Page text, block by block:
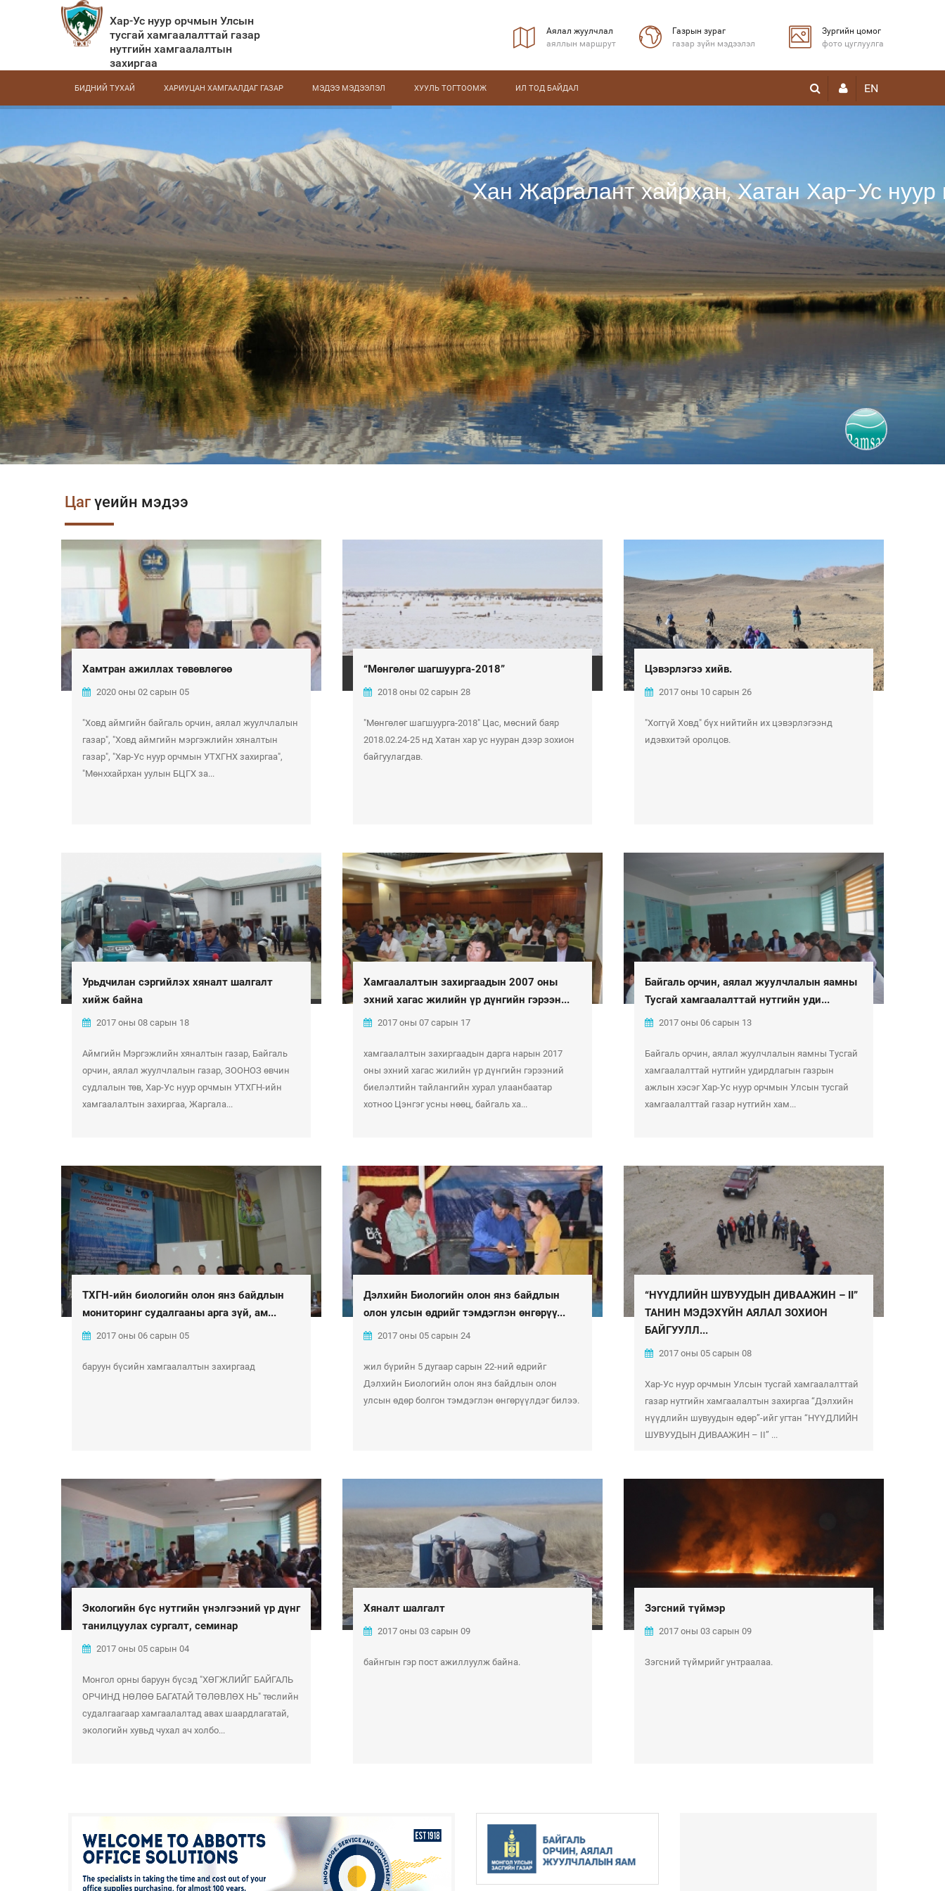
Хар-Ус нуур орчмын Улсын
тусгай хамгаалалттай газар
нутгийн хамгаалалтын
захиргаа
Аялал жуулчлал
аяллын маршрут
Газрын зураг
газар зүйн мэдээлэл
Зургийн цомог
фото цуглуулга
БИДНИЙ ТУХАЙ ХАРИУЦАН ХАМГААЛДАГ ГАЗАР МЭДЭЭ МЭДЭЭЛЭЛ ХУУЛЬ ТОГТООМЖ ИЛ ТОД БАЙДАЛ EN
Хан Жаргалант хайрхан, Хатан Хар-Ус нуур
Цаг үеийн мэдээ
Хамтран ажиллах төвөвлөгөө
2020 оны 02 сарын 05
"Ховд аймгийн байгаль орчин, аялал жуулчлалын
газар", "Ховд аймгийн мэргэжлийн хяналтын
газар", "Хар-Ус нуур орчмын УТХГНХ захиргаа",
"Мөнххайрхан уулын БЦГХ за...
“Мөнгөлөг шагшуурга-2018”
2018 оны 02 сарын 28
"Мөнгөлөг шагшуурга-2018" Цас, мөсний баяр
2018.02.24-25 нд Хатан хар ус нууран дээр зохион
байгуулагдав.
Цэвэрлэгээ хийв.
2017 оны 10 сарын 26
"Хоггүй Ховд" бүх нийтийн их цэвэрлэгээнд
идэвхитэй оролцов.
Урьдчилан сэргийлэх хяналт шалгалт
хийж байна
2017 оны 08 сарын 18
Аймгийн Мэргэжлийн хяналтын газар, Байгаль
орчин, аялал жуулчлалын газар, ЗООНОЗ өвчин
судлалын төв, Хар-Ус нуур орчмын УТХГН-ийн
хамгаалалтын захиргаа, Жаргала...
Хамгаалалтын захиргаадын 2007 оны
эхний хагас жилийн үр дүнгийн гэрээн...
2017 оны 07 сарын 17
хамгаалалтын захиргаадын дарга нарын 2017
оны эхний хагас жилийн үр дүнгийн гэрээний
биелэлтийн тайлангийн хурал улаанбаатар
хотноо Цэнгэг усны нөөц, байгаль ха...
Байгаль орчин, аялал жуулчлалын яамны
Тусгай хамгаалалттай нутгийн уди...
2017 оны 06 сарын 13
Байгаль орчин, аялал жуулчлалын яамны Тусгай
хамгаалалттай нутгийн удирдлагын газрын
ажлын хэсэг Хар-Ус нуур орчмын Улсын тусгай
хамгаалалттай газар нутгийн хам...
ТХГН-ийн биологийн олон янз байдлын
мониторинг судалгааны арга зүй, ам...
2017 оны 06 сарын 05
баруун бүсийн хамгаалалтын захиргаад
Дэлхийн Биологийн олон янз байдлын
олон улсын өдрийг тэмдэглэн өнгөрүү...
2017 оны 05 сарын 24
жил бүрийн 5 дугаар сарын 22-ний өдрийг
Дэлхийн Биологийн олон янз байдлын олон
улсын өдөр болгон тэмдэглэн өнгөрүүлдэг билээ.
“НҮҮДЛИЙН ШУВУУДЫН ДИВААЖИН – II”
ТАНИН МЭДЭХҮЙН АЯЛАЛ ЗОХИОН
БАЙГУУЛЛ...
2017 оны 05 сарын 08
Хар-Ус нуур орчмын Улсын тусгай хамгаалалттай
газар нутгийн хамгаалалтын захиргаа “Дэлхийн
нүүдлийн шувуудын өдөр”-ийг угтан “НҮҮДЛИЙН
ШУВУУДЫН ДИВААЖИН – II” ...
Экологийн бүс нутгийн үнэлгээний үр дүнг
танилцуулах сургалт, семинар
2017 оны 05 сарын 04
Монгол орны баруун бүсэд "ХӨГЖЛИЙГ БАЙГАЛЬ
ОРЧИНД НӨЛӨӨ БАГАТАЙ ТӨЛӨВЛӨХ НЬ" төслийн
судалгаагаар хамгаалалтад авах шаардлагатай,
экологийн хувьд чухал ач холбо...
Хяналт шалгалт
2017 оны 03 сарын 09
байнгын гэр пост ажиллуулж байна.
Зэгсний түймэр
2017 оны 03 сарын 09
Зэгсний түймрийг унтраалаа.